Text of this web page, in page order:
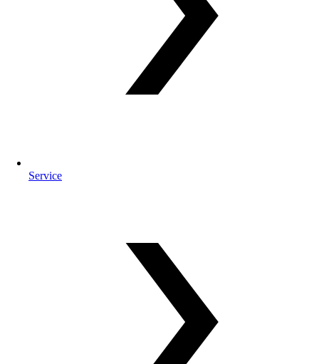
Service